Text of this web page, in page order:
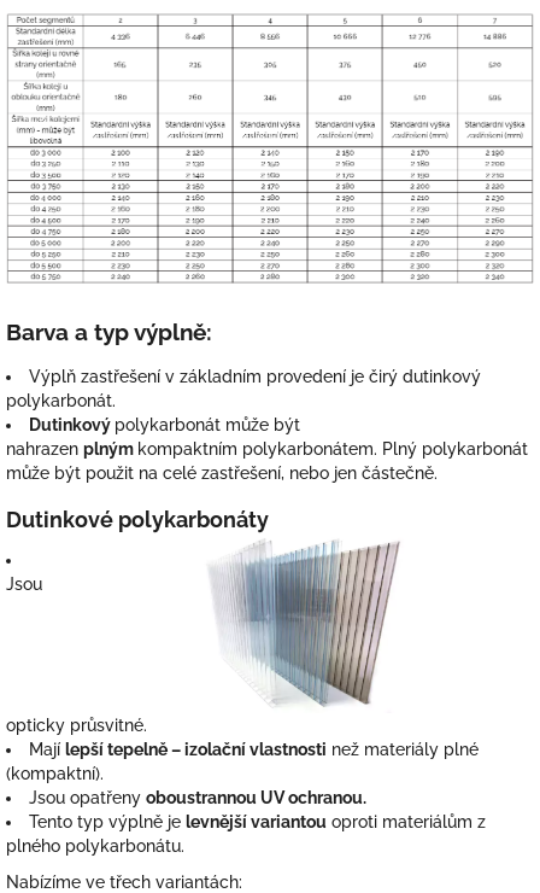
Barva a typ výplně:
Výplň zastřešení v základním provedení je čirý dutinkový
polykarbonát.
Dutinkový polykarbonát může být
nahrazen plným kompaktním polykarbonátem. Plný polykarbonát
může být použit na celé zastřešení, nebo jen částečně.
Dutinkové polykarbonáty
Jsou
opticky průsvitné.
Mají lepší tepelně – izolační vlastnosti než materiály plné
(kompaktní).
Jsou opatřeny oboustrannou UV ochranou.
Tento typ výplně je levnější variantou oproti materiálům z
plného polykarbonátu.
Nabízíme ve třech variantách: